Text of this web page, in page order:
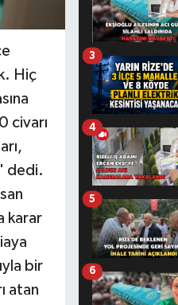
Hiç
civarı
dedi.
karar
bir
atan
3
4
5
6